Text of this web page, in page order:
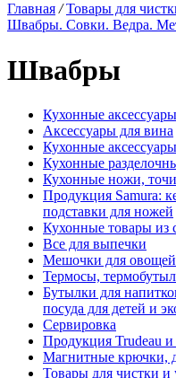
Главная / Товары для
Швабры. Совки. Ведра.
Швабры
Кухонные
Аксессуары для вина
Кухонные
Кухонные
Кухонные ножи,
Продукция Samura:
подставки для ножей
Кухонные товары из
Все для выпечки
Мешочки для овощей
Термосы,
Бутылки для
посуда для детей и
Сервировка
Продукция Trudeau и
Магнитные крючки,
Товары для чистки и